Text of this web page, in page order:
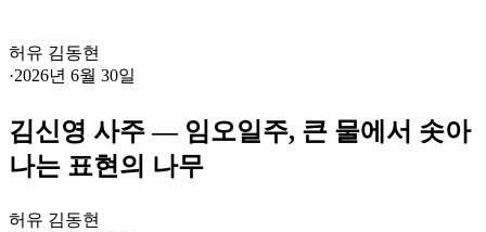
허유 김동현
·2026년 6월 30일
김신영 사주 — 임오일주, 큰 물에서 솟아
나는 표현의 나무
허유 김동현